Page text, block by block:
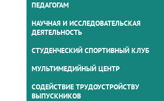
ПЕДАГОГАМ
НАУЧНАЯ И ИССЛЕДОВАТЕЛЬСКАЯ
ДЕЯТЕЛЬНОСТЬ
СТУДЕНЧЕСКИЙ СПОРТИВНЫЙ КЛУБ
МУЛЬТИМЕДИЙНЫЙ ЦЕНТР
СОДЕЙСТВИЕ ТРУДОУСТРОЙСТВУ
ВЫПУСКНИКОВ